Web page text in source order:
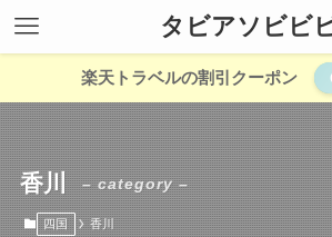
タビアソビビ
楽天トラベルの割引クーポン
香川 – category –
四国 香川